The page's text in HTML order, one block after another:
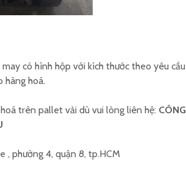
có hình hộp với kích thước theo yêu cầu
hàng hoá.
trên pallet vải dù vui lòng liên hệ: CÔNG
, phường 4, quận 8, tp.HCM